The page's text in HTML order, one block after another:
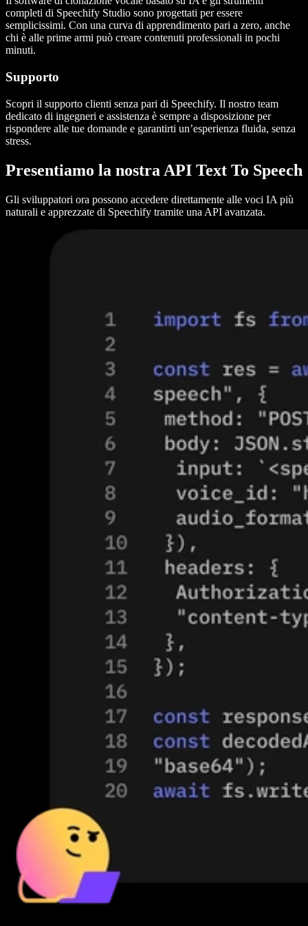
completi di Speechify Studio sono progettati per essere
semplicissimi. Con una curva di apprendimento pari a zero, anche
chi è alle prime armi può creare contenuti professionali in pochi
minuti.
Supporto
Scopri il supporto clienti senza pari di Speechify. Il nostro team
dedicato di ingegneri e assistenza è sempre a disposizione per
rispondere alle tue domande e garantirti un’esperienza fluida, senza
stress.
Presentiamo la nostra API Text To Speech
Gli sviluppatori ora possono accedere direttamente alle voci IA più
naturali e apprezzate di Speechify tramite una API avanzata.